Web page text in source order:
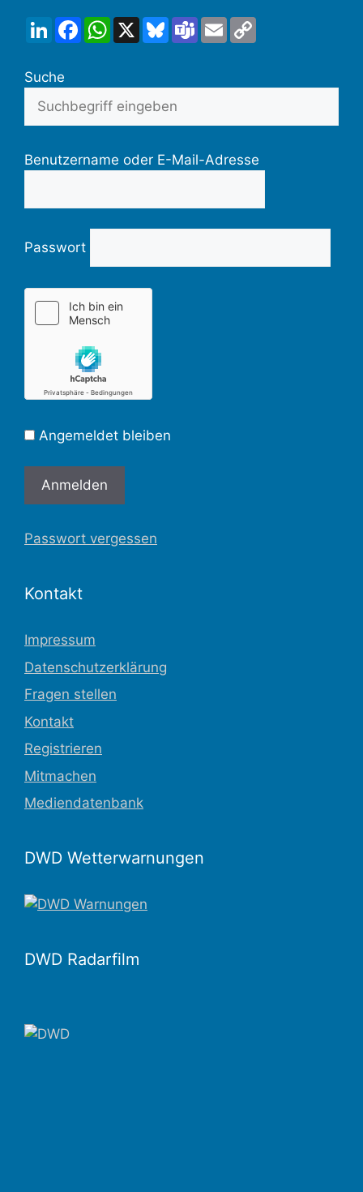
LinkedInFacebookWhatsApp
X BlueskyTeamsEmail
Suche
Benutzername oder E-Mail-Adresse
Passwort
Angemeldet bleiben
Passwort vergessen
Kontakt
Impressum
Datenschutzerklärung
Fragen stellen
Kontakt
Registrieren
Mitmachen
Mediendatenbank
DWD Wetterwarnungen
DWD Radarfilm